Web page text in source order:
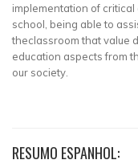
implementation of
school, being able to
theclassroom that value
education aspects from
our society.
RESUMO ESPANHOL: